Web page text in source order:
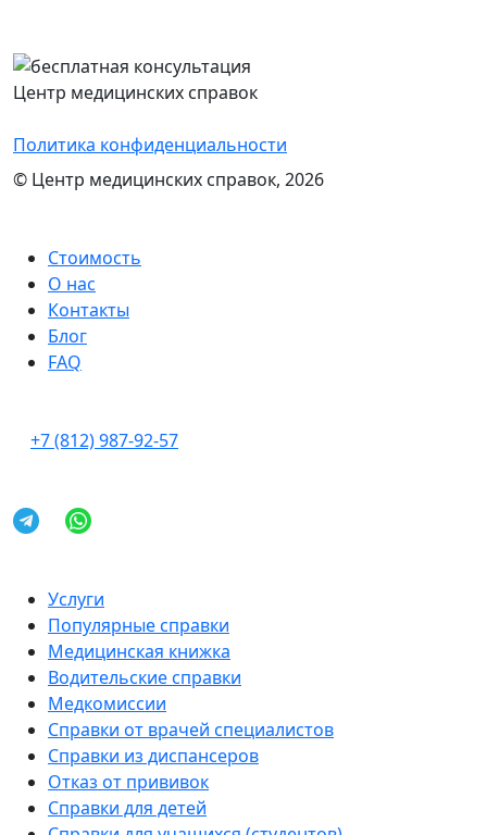
Центр медицинских справок
Политика конфиденциальности
© Центр медицинских справок, 2026
Услуги
Популярные справки
Медицинская книжка
Водительские справки
Медкомиссии
Справки от врачей специалистов
Справки из диспансеров
Отказ от прививок
Справки для детей
Стоимость
О нас
Контакты
Блог
FAQ
+7 (812) 987-92-57